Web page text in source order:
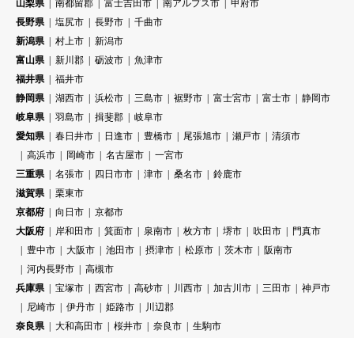
山梨県 南都留郡 富士吉田市 南アルプス市
甲府市
長野県
塩尻市 長野市
千曲市
新潟県
村上市
新潟市
富山県
新川郡 砺波市
魚津市
福井県
福井市
静岡県
湖西市 浜松市 三島市 裾野市 富士宮市 富士市
静岡市
岐阜県
羽島市 揖斐郡
岐阜市
愛知県
春日井市 日進市 豊橋市 尾張旭市 瀬戸市
清須市
高浜市
岡崎市 名古屋市
一宮市
三重県
名張市 四日市市 津市 桑名市
鈴鹿市
滋賀県
栗東市
京都府
向日市
京都市
大阪府
岸和田市 箕面市 泉南市 枚方市 堺市 吹田市
門真市
豊中市
大阪市 池田市 摂津市 松原市 茨木市
阪南市
河内長野市
高槻市
兵庫県
宝塚市 西宮市 高砂市 川西市 加古川市 三田市
神戸市
尼崎市
伊丹市 姫路市
川辺郡
奈良県
大和高田市 桜井市 奈良市
生駒市